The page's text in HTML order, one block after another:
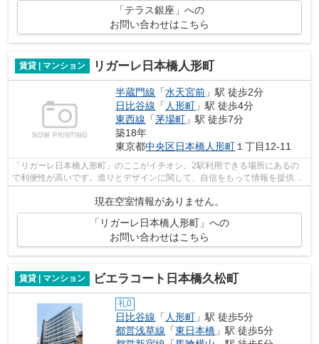
「テラス銀座」への
お問い合わせはこちら
賃貸 | マンション リガーレ日本橋人形町
半蔵門線 「水天宮前 」駅 徒歩2分
日比谷線 「 人形町 」駅 徒歩4分
東西線 「茅場町 」駅 徒歩7分
築18年
東京都中央区日本橋人形町 １丁目12-11
「リガーレ日本橋人形町」のここがイチオシ。2駅利用できる場所にあるの
で利便性が高いです。造りとデザインに関して、自信をもって情報を提供で
現在空室情報がありません。
「リガーレ日本橋人形町」への
お問い合わせはこちら
賃貸 | マンション ビエラコート日本橋久松町
礼0
日比谷線 「 人形町 」駅 徒歩5分
都営浅草線 「東日本橋 」駅 徒歩5分